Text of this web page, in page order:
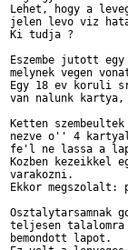
Lehet, hogy a
jelen levo viz
Ki tudja ?
Eszembe jutott
melynek vegen
Egy 18 ev koruli
van nalunk
Ketten szembeultek
nezve o'' 4
fe'l ne lassa a
Kozben kezeikkel
varakozni.
Ekkor megszolalt:
Osztalytarsamnak
teljesen
bemondott lapot.